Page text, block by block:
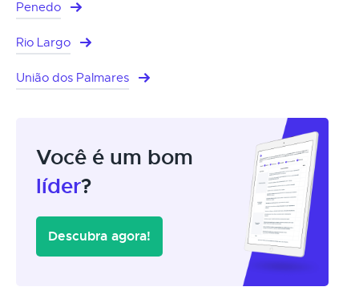
Penedo
Rio Largo
União dos Palmares
Você é um bom
líder?
Descubra agora!